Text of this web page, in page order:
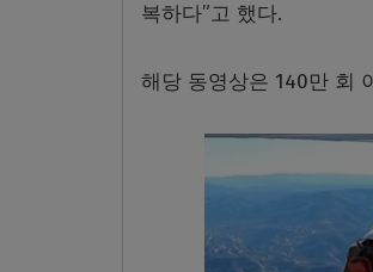
복하다”고 했다.
해당 동영상은 140만 회